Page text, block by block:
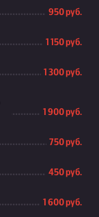
950 руб.
1 150 руб.
1 300 руб.
1 900 руб.
750 руб.
450 руб.
1 600 руб.